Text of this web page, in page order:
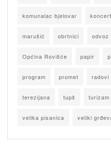
komunalac bjelovar koncert
marušić obrtnici odvoz
Općina Rovišće papir
program promet radovi
terezijana tupš turizam
velika pisanica veliki